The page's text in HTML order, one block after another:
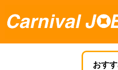
おす